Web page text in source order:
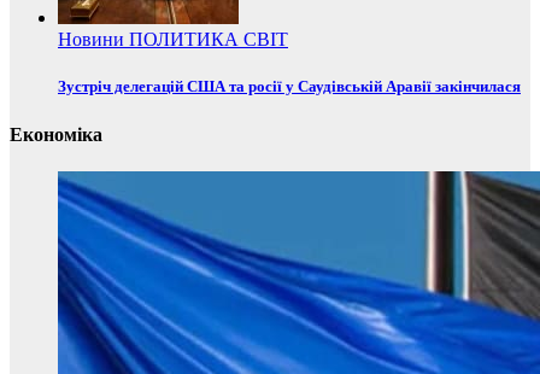
Новини ПОЛИТИКА СВІТ
Зустріч делегацій США та росії у Саудівській Аравії закінчилася
Економіка